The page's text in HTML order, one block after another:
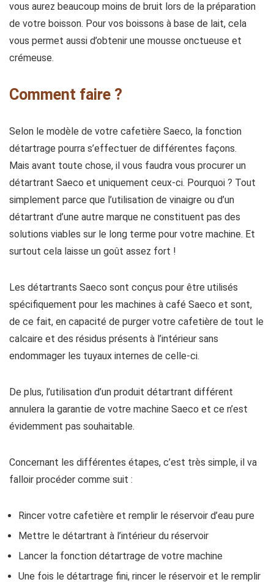
vous aurez beaucoup moins de bruit lors de la préparation
de votre boisson. Pour vos boissons à base de lait, cela
vous permet aussi d’obtenir une mousse onctueuse et
crémeuse.
Comment faire ?
Selon le modèle de votre cafetière Saeco, la fonction
détartrage pourra s’effectuer de différentes façons.
Mais avant toute chose, il vous faudra vous procurer un
détartrant Saeco et uniquement ceux-ci. Pourquoi ? Tout
simplement parce que l’utilisation de vinaigre ou d’un
détartrant d’une autre marque ne constituent pas des
solutions viables sur le long terme pour votre machine. Et
surtout cela laisse un goût assez fort !
Les détartrants Saeco sont conçus pour être utilisés
spécifiquement pour les machines à café Saeco et sont,
de ce fait, en capacité de purger votre cafetière de tout le
calcaire et des résidus présents à l’intérieur sans
endommager les tuyaux internes de celle-ci.
De plus, l’utilisation d’un produit détartrant différent
annulera la garantie de votre machine Saeco et ce n’est
évidemment pas souhaitable.
Concernant les différentes étapes, c’est très simple, il va
falloir procéder comme suit :
Rincer votre cafetière et remplir le réservoir d’eau pure
Mettre le détartrant à l’intérieur du réservoir
Lancer la fonction détartrage de votre machine
Une fois le détartrage fini, rincer le réservoir et le remplir